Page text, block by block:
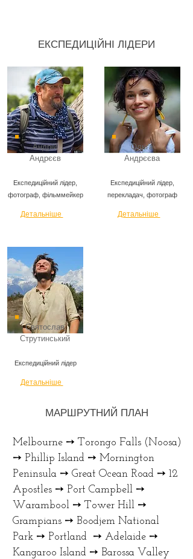
ЕКСПЕДИЦІЙНІ ЛІДЕРИ
Андрій
Андрєєв
Експедиційний лідер,
фотограф, фільммейкер
Детальніше
Святослав
Струтинський
Експедиційний лідер
Детальніше
Ольга
Андрєєва
Експедиційний лідер,
перекладач, фотограф
Детальніше
МАРШРУТНИЙ ПЛАН
Melbourne ➙ Torongo Falls (Noosa)
➙ Phillip Island ➙ Mornington
Peninsula ➙ Great Ocean Road ➙ 12
Apostles ➙ Port Campbell ➙
Warambool ➙ Tower Hill ➙
Grampians ➙ Boodjem National
Park ➙ Portland ➙ Adelaide ➙
Kangaroo Island ➙ Barossa Valley